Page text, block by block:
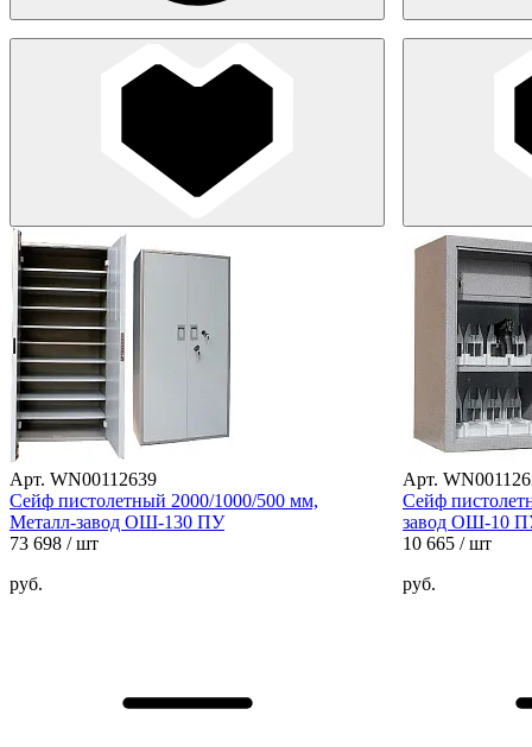
Арт. WN00112639
Сейф пистолетный 2000/1000/500 мм,
Металл-завод ОШ-130 ПУ
73 698 / шт
руб.
Арт.
Сейф
завод ОШ-10
10 665 / шт
руб.